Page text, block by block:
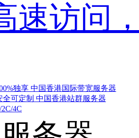
速访问
独享 中国香港国际带宽服务器
可定制 中国香港站群服务器
4C